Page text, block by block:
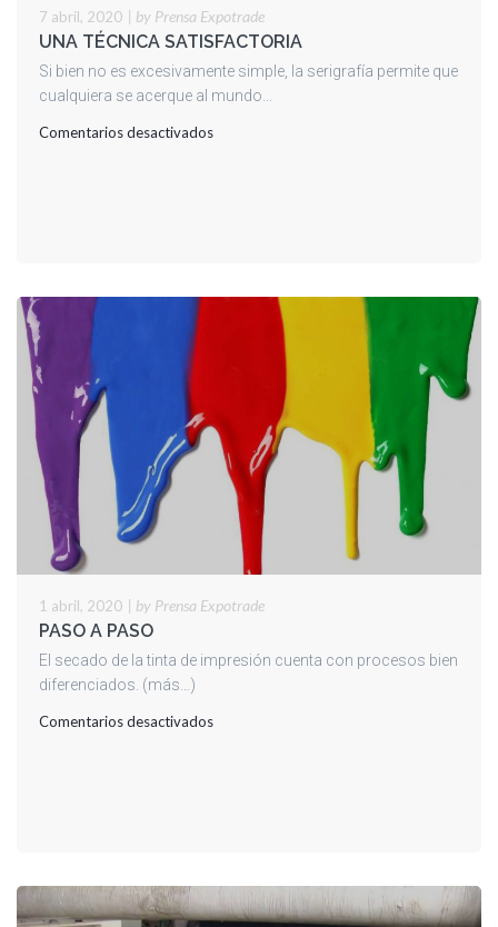
7 abril, 2020 | by Prensa Expotrade
UNA TÉCNICA SATISFACTORIA
Si bien no es excesivamente simple, la serigrafía permite que
cualquiera se acerque al mundo...
Comentarios desactivadosen
1 abril, 2020 | by Prensa Expotrade
PASO A PASO
El secado de la tinta de impresión cuenta con procesos bien
diferenciados. (más…)
Comentarios desactivadosen